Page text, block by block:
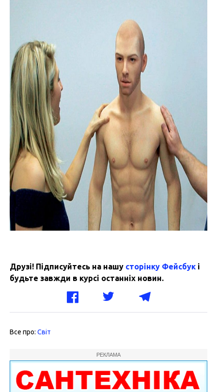
Друзі! Підписуйтесь на нашу сторінку Фейсбук і
будьте завжди в курсі останніх новин.
Все про: Світ
РЕКЛАМА